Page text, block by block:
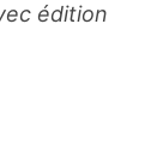
édition